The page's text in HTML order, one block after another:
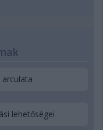
lehetőségei